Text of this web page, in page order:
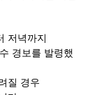
저녁까지
경보를 발령했
질 경우